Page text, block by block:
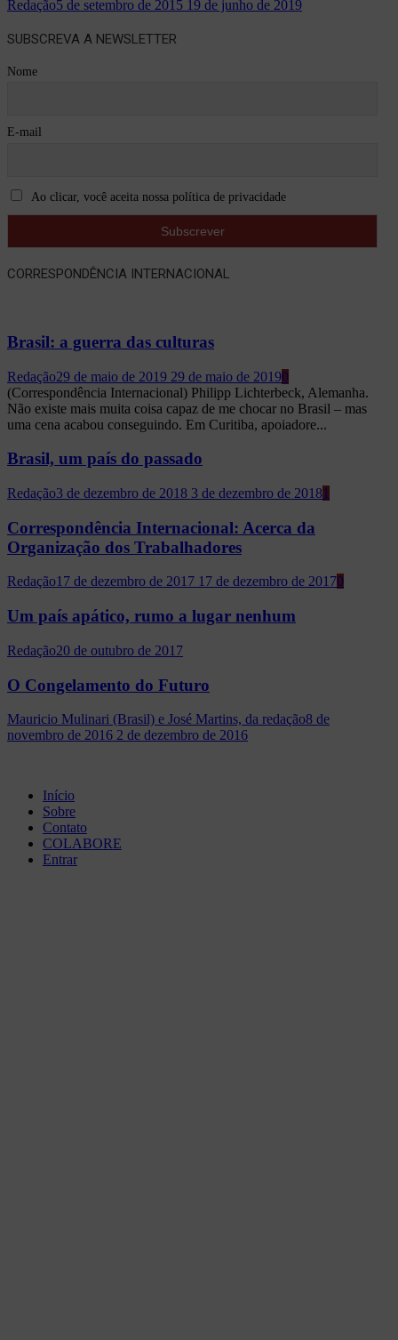
Redação5 de setembro de 2015 19 de junho de 2019
SUBSCREVA A NEWSLETTER
Nome
E-mail
Ao clicar, você aceita nossa política de privacidade
CORRESPONDÊNCIA INTERNACIONAL
Brasil: a guerra das culturas
Redação29 de maio de 2019 29 de maio de 20190
(Correspondência Internacional) Philipp Lichterbeck, Alemanha.
Não existe mais muita coisa capaz de me chocar no Brasil – mas
uma cena acabou conseguindo. Em Curitiba, apoiadore...
Brasil, um país do passado
Redação3 de dezembro de 2018 3 de dezembro de 20181
Correspondência Internacional: Acerca da
Organização dos Trabalhadores
Redação17 de dezembro de 2017 17 de dezembro de 20170
Um país apático, rumo a lugar nenhum
Redação20 de outubro de 2017
O Congelamento do Futuro
Mauricio Mulinari (Brasil) e José Martins, da redação8 de
novembro de 2016 2 de dezembro de 2016
Início
Sobre
Contato
COLABORE
Entrar